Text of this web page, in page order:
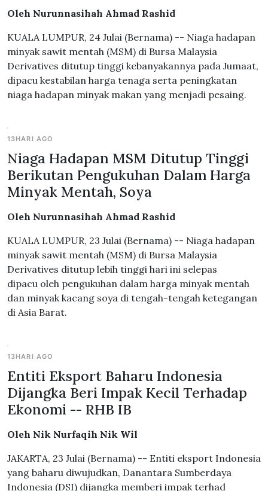
Oleh Nurunnasihah Ahmad Rashid
KUALA LUMPUR, 24 Julai (Bernama) -- Niaga hadapan
minyak sawit mentah (MSM) di Bursa Malaysia
Derivatives ditutup tinggi kebanyakannya pada Jumaat,
dipacu kestabilan harga tenaga serta peningkatan
niaga hadapan minyak makan yang menjadi pesaing.
13HARI AGO
Niaga Hadapan MSM Ditutup Tinggi
Berikutan Pengukuhan Dalam Harga
Minyak Mentah, Soya
Oleh Nurunnasihah Ahmad Rashid
KUALA LUMPUR, 23 Julai (Bernama) -- Niaga hadapan
minyak sawit mentah (MSM) di Bursa Malaysia
Derivatives ditutup lebih tinggi hari ini selepas
dipacu oleh pengukuhan dalam harga minyak mentah
dan minyak kacang soya di tengah-tengah ketegangan
di Asia Barat.
13HARI AGO
Entiti Eksport Baharu Indonesia
Dijangka Beri Impak Kecil Terhadap
Ekonomi -- RHB IB
Oleh Nik Nurfaqih Nik Wil
JAKARTA, 23 Julai (Bernama) -- Entiti eksport Indonesia
yang baharu diwujudkan, Danantara Sumberdaya
Indonesia (DSI) dijangka memberi impak terhad